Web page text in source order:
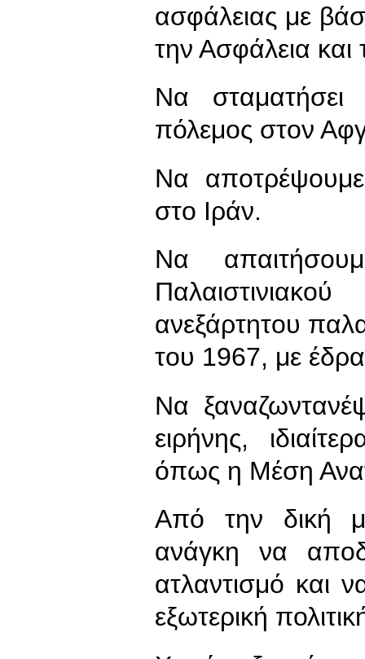
ασφάλειας με
την Ασφάλεια
Να
πόλεμος στον
Να αποτρέψουμε
στο Ιράν.
Να
ανεξάρτητου
του 1967, με
Να
ειρήνης,
όπως η Μέση
Από την δική
ανάγκη να
ατλαντισμό και
εξωτερική